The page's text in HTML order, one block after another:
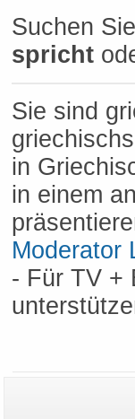
Suchen
spricht
Sie sind
in
in einem
Moderator
- Für TV +